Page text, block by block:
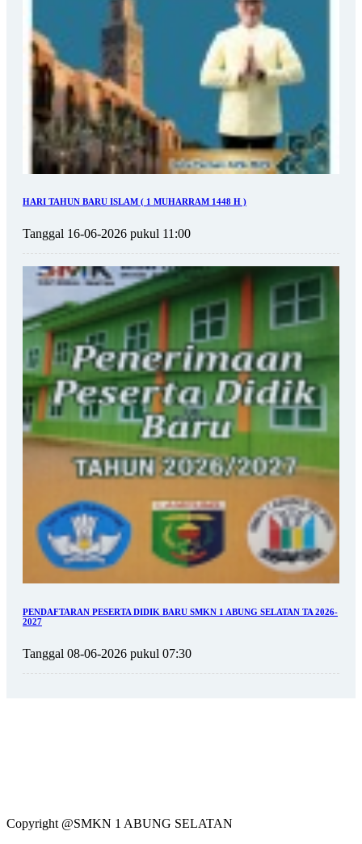
HARI TAHUN BARU ISLAM ( 1 MUHARRAM 1448 H )
Tanggal 16-06-2026 pukul 11:00
PENDAFTARAN PESERTA DIDIK BARU SMKN 1 ABUNG SELATAN TA 2026-
2027
Tanggal 08-06-2026 pukul 07:30
Copyright @SMKN 1 ABUNG SELATAN